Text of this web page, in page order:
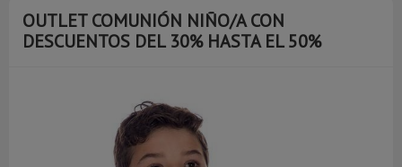
OUTLET COMUNIÓN NIÑO/A CON
DESCUENTOS DEL 30% HASTA EL 50%